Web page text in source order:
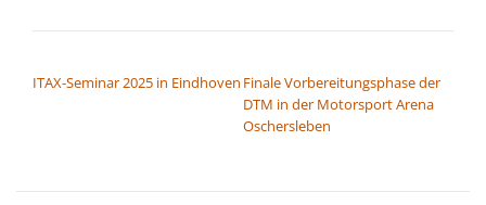
ITAX-Seminar 2025 in Eindhoven Finale Vorbereitungsphase der
DTM in der Motorsport Arena
Oschersleben